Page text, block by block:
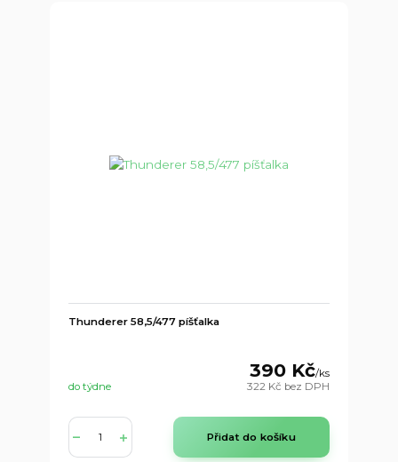
Thunderer 58,5/477 píšťalka
390 Kč/ks
322 Kč bez DPH
do týdne
Přidat do košíku